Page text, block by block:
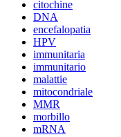
citochine
DNA
encefalopatia
HPV
immunitaria
immunitario
malattie
mitocondriale
MMR
morbillo
mRNA